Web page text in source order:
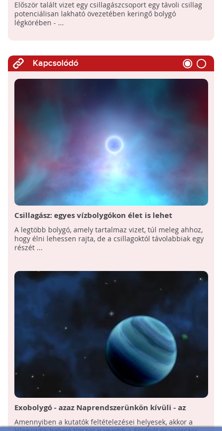
Először talált vizet egy csillagászcsoport egy távoli csillag
potenciálisan lakható övezetében keringő bolygó
légkörében - ...
Kapcsolódó
Csillagász: egyes vízbolygókon élet is lehet
A legtöbb bolygó, amely tartalmaz vizet, túl meleg ahhoz,
hogy élni lehessen rajta, de a csillagoktól távolabbiak egy
részét ...
Exobolygó - azaz Naprendszerünkön kívüli - az
úgynevezett kilencedik bolygó?
Amennyiben a kutatók feltételezései helyesek, akkor a